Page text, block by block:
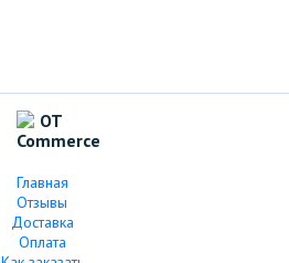
Главная
Отзывы
Доставка
Оплата